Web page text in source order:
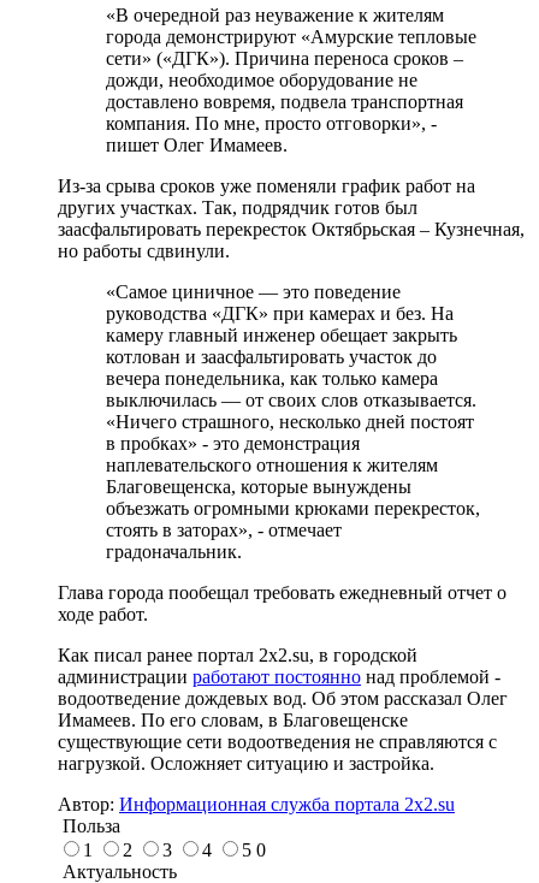
«В очередной раз неуважение к жителям
города демонстрируют «Амурские тепловые
сети» («ДГК»). Причина переноса сроков –
дожди, необходимое оборудование не
доставлено вовремя, подвела транспортная
компания. По мне, просто отговорки», -
пишет Олег Имамеев.
Из-за срыва сроков уже поменяли график работ на
других участках. Так, подрядчик готов был
заасфальтировать перекресток Октябрьская – Кузнечная,
но работы сдвинули.
«Самое циничное — это поведение
руководства «ДГК» при камерах и без. На
камеру главный инженер обещает закрыть
котлован и заасфальтировать участок до
вечера понедельника, как только камера
выключилась — от своих слов отказывается.
«Ничего страшного, несколько дней постоят
в пробках» - это демонстрация
наплевательского отношения к жителям
Благовещенска, которые вынуждены
объезжать огромными крюками перекресток,
стоять в заторах», - отмечает
градоначальник.
Глава города пообещал требовать ежедневный отчет о
ходе работ.
Как писал ранее портал 2х2.su, в городской
администрации работают постоянно над проблемой -
водоотведение дождевых вод. Об этом рассказал Олег
Имамеев. По его словам, в Благовещенске
существующие сети водоотведения не справляются с
нагрузкой. Осложняет ситуацию и застройка.
Автор: Информационная служба портала 2x2.su
Польза
1
2 3 4 5 0
Актуальность